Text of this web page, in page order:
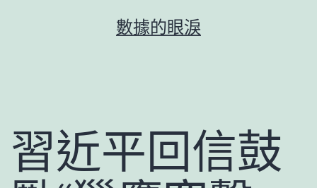
數據的眼淚
習近平回信鼓